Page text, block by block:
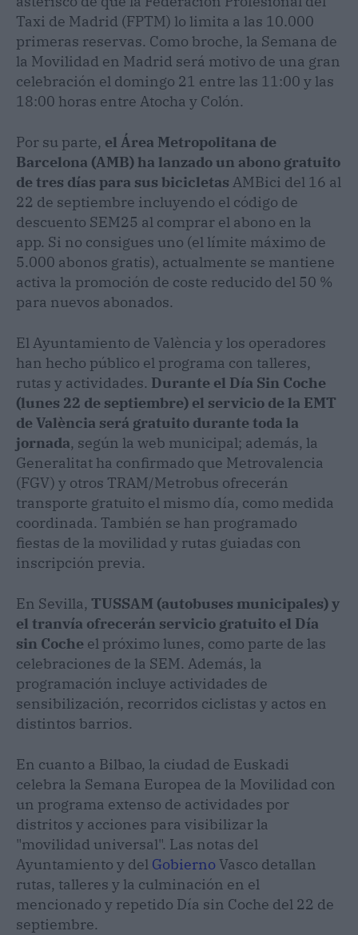
Taxi de Madrid (FPTM) lo limita a las 10.000
primeras reservas. Como broche, la Semana de
la Movilidad en Madrid será motivo de una gran
celebración el domingo 21 entre las 11:00 y las
18:00 horas entre Atocha y Colón.
Por su parte, el Área Metropolitana de
Barcelona (AMB) ha lanzado un abono gratuito
de tres días para sus bicicletas AMBici del 16 al
22 de septiembre incluyendo el código de
descuento SEM25 al comprar el abono en la
app. Si no consigues uno (el límite máximo de
5.000 abonos gratis), actualmente se mantiene
activa la promoción de coste reducido del 50 %
para nuevos abonados.
El Ayuntamiento de València y los operadores
han hecho público el programa con talleres,
rutas y actividades. Durante el Día Sin Coche
(lunes 22 de septiembre) el servicio de la EMT
de València será gratuito durante toda la
jornada, según la web municipal; además, la
Generalitat ha confirmado que Metrovalencia
(FGV) y otros TRAM/Metrobus ofrecerán
transporte gratuito el mismo día, como medida
coordinada. También se han programado
fiestas de la movilidad y rutas guiadas con
inscripción previa.
En Sevilla, TUSSAM (autobuses municipales) y
el tranvía ofrecerán servicio gratuito el Día
sin Coche el próximo lunes, como parte de las
celebraciones de la SEM. Además, la
programación incluye actividades de
sensibilización, recorridos ciclistas y actos en
distintos barrios.
En cuanto a Bilbao, la ciudad de Euskadi
celebra la Semana Europea de la Movilidad con
un programa extenso de actividades por
distritos y acciones para visibilizar la
"movilidad universal". Las notas del
Ayuntamiento y del Gobierno Vasco detallan
rutas, talleres y la culminación en el
mencionado y repetido Día sin Coche del 22 de
septiembre.